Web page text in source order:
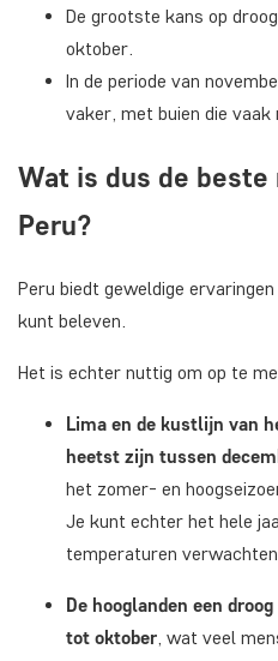
De grootste kans op
oktober.
In de periode van
vaker, met buien die vaak
Wat is dus de
Peru?
Peru biedt geweldige
kunt beleven.
Het is echter nuttig om op te
Lima en de kustlijn van
heetst zijn tussen
het zomer- en
Je kunt echter het hele
temperaturen
De hooglanden een
tot oktober, wat veel